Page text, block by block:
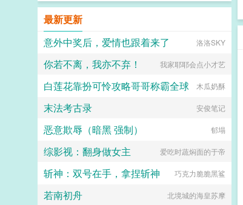
最新更新
意外中奖后，爱情也跟着来了
洛洛SKY
你若不离，我亦不弃！ 我家耶耶会点小才艺
白莲花靠扮可怜攻略哥哥称霸全球 木瓜奶酥
末法考古录 安俊笔记
恶意欺辱（暗黑 强制） 郁塌
综影视：翻身做女主 爱吃时蔬焖面的于帝
斩神：双号在手，拿捏斩神 巧克力脆脆黑鲨
若南初舟 北境城的海皇苏摩